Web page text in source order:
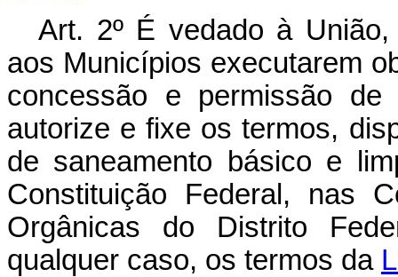
Art. 2º É vedado à
aos Municípios executarem
concessão e permissão
autorize e fixe os termos,
de saneamento básico e
Constituição Federal, nas
Orgânicas do Distrito
qualquer caso, os termos da